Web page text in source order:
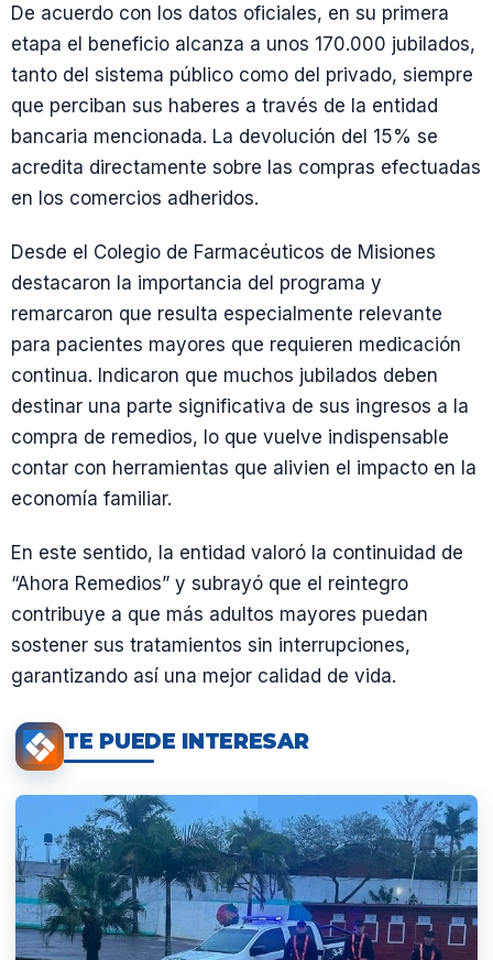
De acuerdo con los datos oficiales, en su primera
etapa el beneficio alcanza a unos 170.000 jubilados,
tanto del sistema público como del privado, siempre
que perciban sus haberes a través de la entidad
bancaria mencionada. La devolución del 15% se
acredita directamente sobre las compras efectuadas
en los comercios adheridos.
Desde el Colegio de Farmacéuticos de Misiones
destacaron la importancia del programa y
remarcaron que resulta especialmente relevante
para pacientes mayores que requieren medicación
continua. Indicaron que muchos jubilados deben
destinar una parte significativa de sus ingresos a la
compra de remedios, lo que vuelve indispensable
contar con herramientas que alivien el impacto en la
economía familiar.
En este sentido, la entidad valoró la continuidad de
“Ahora Remedios” y subrayó que el reintegro
contribuye a que más adultos mayores puedan
sostener sus tratamientos sin interrupciones,
garantizando así una mejor calidad de vida.
TE PUEDE INTERESAR